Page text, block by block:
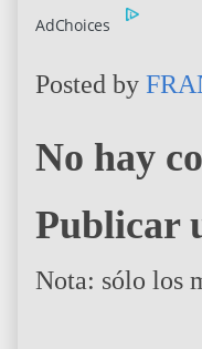
AdChoices
Posted by
No hay
Publicar
Nota: sólo los